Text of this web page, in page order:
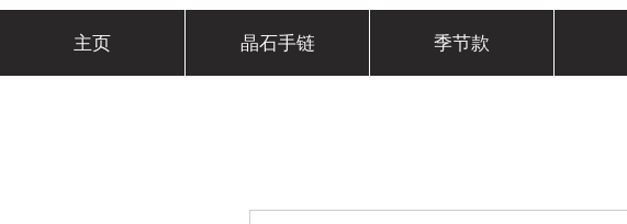
主页 晶石手链 季节款